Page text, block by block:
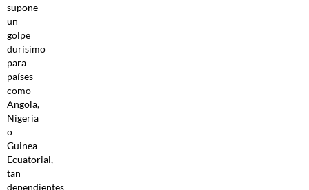
supone
un
golpe
durísimo
para
países
como
Angola,
Nigeria
o
Guinea
Ecuatorial,
tan
dependientes